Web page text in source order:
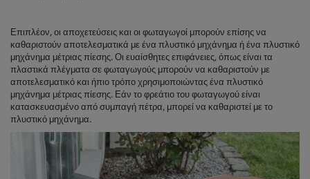
Επιπλέον, οι αποχετεύσεις και οι φωταγωγοί μπορούν επίσης να
καθαριστούν αποτελεσματικά με ένα πλυστικό μηχάνημα ή ένα πλυστικό
μηχάνημα μέτριας πίεσης. Οι ευαίσθητες επιφάνειες, όπως είναι τα
πλαστικά πλέγματα σε φωταγωγούς μπορούν να καθαριστούν με
αποτελεσματικό και ήπιο τρόπο χρησιμοποιώντας ένα πλυστικό
μηχάνημα μέτριας πίεσης. Εάν το φρεάτιο του φωταγωγού είναι
κατασκευασμένο από συμπαγή πέτρα, μπορεί να καθαριστεί με το
πλυστικό μηχάνημα.